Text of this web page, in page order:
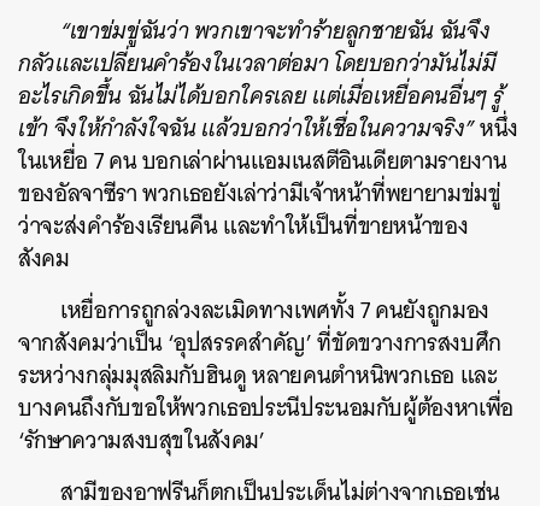
“เขาข่มขู่ฉันว่า พวกเขาจะทำร้ายลูกชายฉัน ฉันจึง
กลัวและเปลี่ยนคำร้องในเวลาต่อมา โดยบอกว่ามันไม่มี
อะไรเกิดขึ้น ฉันไม่ได้บอกใครเลย แต่เมื่อเหยื่อคนอื่นๆ รู้
เข้า จึงให้กำลังใจฉัน แล้วบอกว่าให้เชื่อในความจริง”หนึ่ง
ในเหยื่อ 7 คน บอกเล่าผ่านแอมเนสตีอินเดียตามรายงาน
ของอัลจาซีรา พวกเธอยังเล่าว่ามีเจ้าหน้าที่พยายามข่มขู่
ว่าจะส่งคำร้องเรียนคืน และทำให้เป็นที่ขายหน้าของ
สังคม
เหยื่อการถูกล่วงละเมิดทางเพศทั้ง 7 คนยังถูกมอง
จากสังคมว่าเป็น ‘อุปสรรคสำคัญ’ ที่ขัดขวางการสงบศึก
ระหว่างกลุ่มมุสลิมกับฮินดู หลายคนตำหนิพวกเธอ และ
บางคนถึงกับขอให้พวกเธอประนีประนอมกับผู้ต้องหาเพื่อ
‘รักษาความสงบสุขในสังคม’
สามีของอาฟรีนก็ตกเป็นประเด็นไม่ต่างจากเธอเช่น